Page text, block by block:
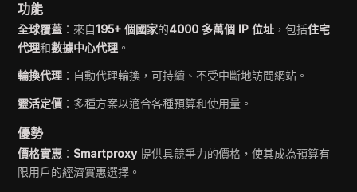
功能
全球覆蓋 ：來自195+ 個國家的4000 多萬個 IP 位址 ，包括住宅
代理和數據中心代理 。
輪換代理 ：自動代理輪換，可持續、不受中斷地訪問網站。
靈活定價 ：多種方案以適合各種預算和使用量。
優勢
價格實惠 ： Smartproxy提供具競爭力的價格，使其成為預算有
限用戶的經濟實惠選擇。